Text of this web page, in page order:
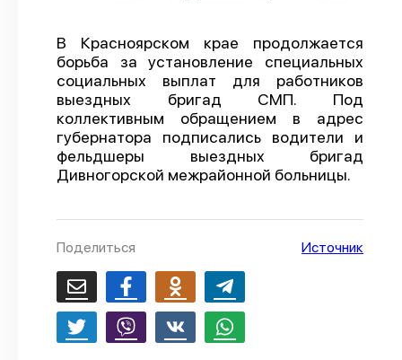
Трудовые конфликты
Отчеты
Предложить публикацию
Справочник
API
В Красноярском крае продолжается
борьба за установление специальных
социальных выплат для работников
выездных бригад СМП. Под
коллективным обращением в адрес
губернатора подписались водители и
фельдшеры выездных бригад
Дивногорской межрайонной больницы.
Поделиться Источник